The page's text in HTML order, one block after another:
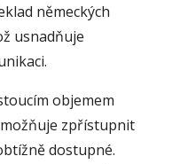
německých
usnadňuje
objemem
zpřístupnit
dostupné.